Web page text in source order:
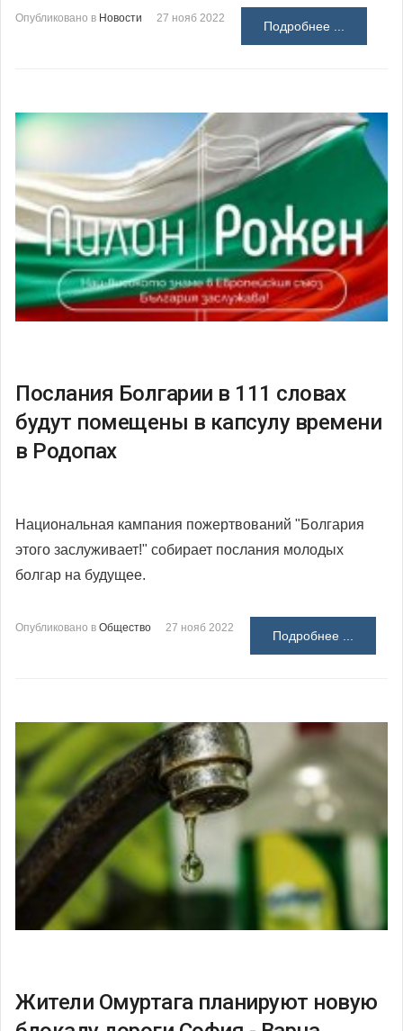
Опубликовано в Новости 27 нояб 2022
Подробнее ...
Послания Болгарии в 111 словах
будут помещены в капсулу времени
в Родопах
Национальная кампания пожертвований "Болгария
этого заслуживает!" собирает послания молодых
болгар на будущее.
Опубликовано в Общество 27 нояб 2022
Подробнее ...
Жители Омуртага планируют новую